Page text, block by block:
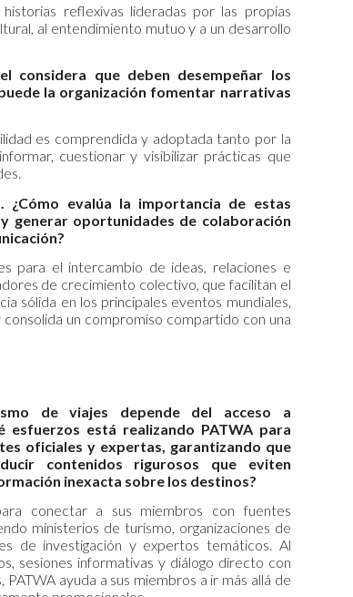
reflexivas lideradas por las propias
al entendimiento mutuo y a un desarrollo
considera que deben desempeñar los
la organización fomentar narrativas
es comprendida y adoptada tanto por la
cuestionar y visibilizar prácticas que
evalúa la importancia de estas
oportunidades de colaboración
para el intercambio de ideas, relaciones e
de crecimiento colectivo, que facilitan el
sólida en los principales eventos mundiales,
un compromiso compartido con una
de viajes depende del acceso a
esfuerzos está realizando PATWA para
oficiales y expertas, garantizando que
contenidos rigurosos que eviten
inexacta sobre los destinos?
conectar a sus miembros con fuentes
ministerios de turismo, organizaciones de
de investigación y expertos temáticos. Al
sesiones informativas y diálogo directo con
ayuda a sus miembros a ir más allá de